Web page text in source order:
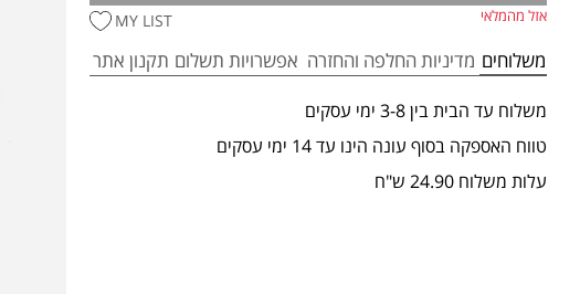
MY LIST אזל מהמלאי
משלוחים מדיניות החלפה והחזרה אפשרויות תשלום תקנון אתר
משלוח עד הבית בין 3-8 ימי עסקים
טווח האספקה בסוף עונה הינו עד 14 ימי עסקים
עלות משלוח 24.90 ש"ח